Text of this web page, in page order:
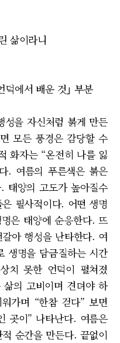
삶이라니
운 것｣ 부분
을 자신처럼 붉게 만든
모든 풍경은 감당할 수
화자는 “온전히 나를 잃
. 여름의 푸른색은 붉은
태양의 고도가 높아질수
필사적이다. 어떤 생명
은 태양에 순응한다. 뜨
아 행성을 난타한다. 여
생명을 담금질하는 시간
치 못한 언덕이 펼쳐졌
의 고비이며 견뎌야 하
가며 “한참 걷다” 보면
곳이” 나타난다. 여름은
순간을 만든다. 끝없이